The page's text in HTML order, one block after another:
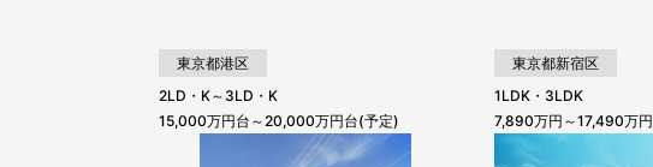
東京都港区
2LD・K～3LD・K
15,000万円台～20,000万円台(予定)
東京都新宿区
1LDK・3LDK
7,890万円～17,490万円